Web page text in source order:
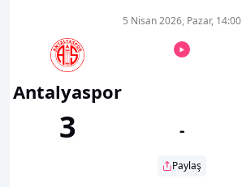
Antalyaspor
3
5 Nisan 2026, Pazar, 14:00
-
Paylaş